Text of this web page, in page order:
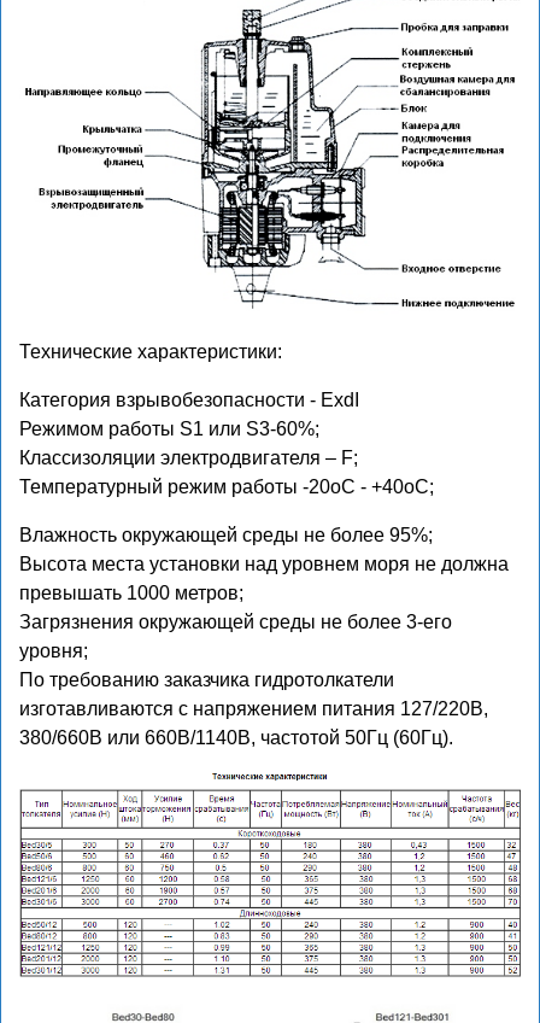
Технические характеристики:
Категория взрывобезопасности - ExdI
Режимом работы S1 или S3-60%;
Классизоляции электродвигателя – F;
Температурный режим работы -20оС - +40оС;
Влажность окружающей среды не более 95%;
Высота места установки над уровнем моря не должна
превышать 1000 метров;
Загрязнения окружающей среды не более 3-его
уровня;
По требованию заказчика гидротолкатели
изготавливаются с напряжением питания 127/220В,
380/660В или 660В/1140В, частотой 50Гц (60Гц).